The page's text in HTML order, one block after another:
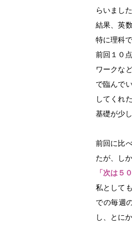
らいました
結果、英
特に理科
前回１０
ワークな
で臨んで
してくれ
基礎が少
前回に比
たが、し
「次は５
私として
での毎週
し、とに